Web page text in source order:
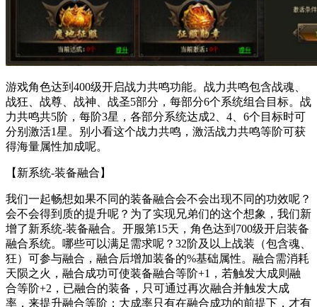
游戏角色达到400级开启战力共鸣功能。战力共鸣包含战魂、
战狂、战尊、战神、战圣5部分，每部分6个系统组合目标。战
力共鸣共5阶，每阶3星，各部分系统达成2、4、6个目标时可
分别激活1星。别小看这个战力共鸣，激活战力共鸣等阶可获
得海量属性加成呢。
【新系统-装备融合】
我们一起畅想如果不同的装备融合会不会出现不同的功效呢？
会不会得到质的提升呢？为了实现兄弟们的这个想象，我们新
增了新系统-装备融合。开服第15天，角色达到700级开启装备
融合系统。哪些可以满足需求呢？32阶及以上战装（包含魂、
狂）可参与融合，融合后增加装备的%基础属性。融合需消耗
天陨之火，融合成功可使装备融合等阶+1，若触发大成则融
合等阶+2，已融合的装备，只可通过再次融合并触发大成
率，来提升融合等阶；大成率只有在融合成功的前提下，才有